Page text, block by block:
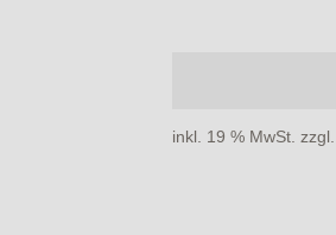
inkl. 19 % MwSt. zzgl.